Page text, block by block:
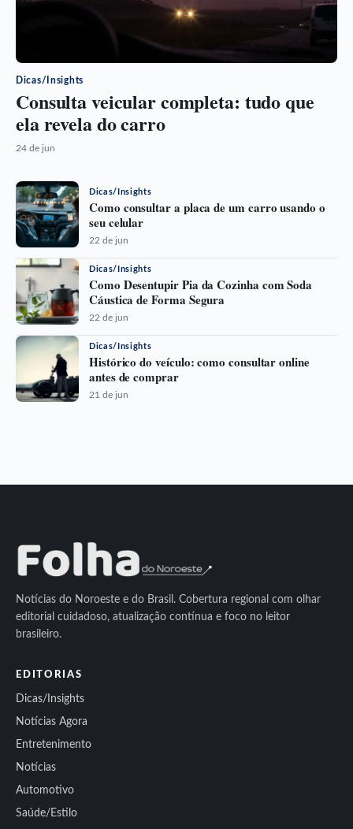
Dicas/Insights
Consulta veicular completa: tudo que
ela revela do carro
24 de jun
Dicas/Insights
Como consultar a placa de um carro usando o
seu celular
22 de jun
Dicas/Insights
Como Desentupir Pia da Cozinha com Soda
Cáustica de Forma Segura
22 de jun
Dicas/Insights
Histórico do veículo: como consultar online
antes de comprar
21 de jun
Notícias do Noroeste e do Brasil. Cobertura regional com olhar
editorial cuidadoso, atualização contínua e foco no leitor
brasileiro.
EDITORIAS
Dicas/Insights
Notícias Agora
Entretenimento
Notícias
Automotivo
Saúde/Estilo